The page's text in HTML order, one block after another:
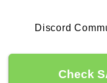
Discord
Check